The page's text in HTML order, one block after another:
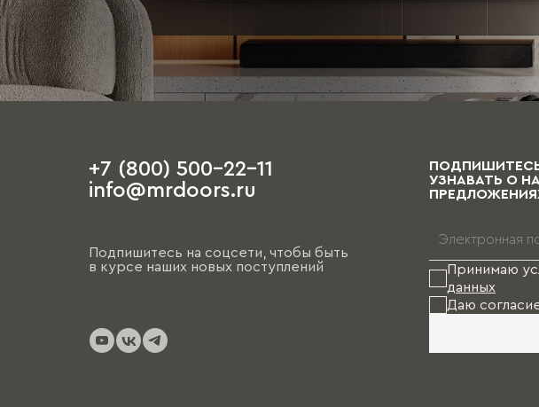
+7 (800) 500-22-11
info@mrdoors.ru
Подпишитесь на соцсети, чтобы быть
в курсе наших новых поступлений
УЗНАВАТЬ О
Принимаю
данных
Даю